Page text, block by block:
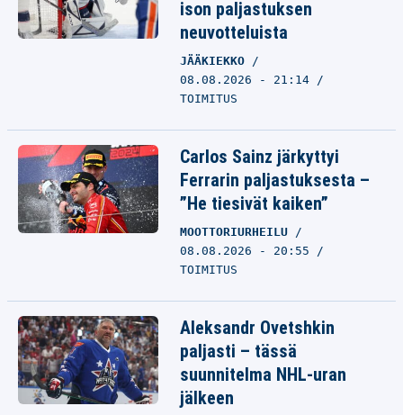
ison paljastuksen
neuvotteluista
JÄÄKIEKKO
08.08.2026 - 21:14
TOIMITUS
Carlos Sainz järkyttyi
Ferrarin paljastuksesta –
”He tiesivät kaiken”
MOOTTORIURHEILU
08.08.2026 - 20:55
TOIMITUS
Aleksandr Ovetshkin
paljasti – tässä
suunnitelma NHL-uran
jälkeen